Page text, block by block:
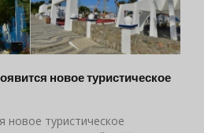
новое туристическое
новое туристическое